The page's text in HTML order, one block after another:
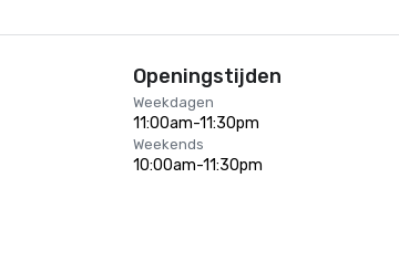
Openingstijden
Weekdagen
11:00am-11:30pm
Weekends
10:00am-11:30pm